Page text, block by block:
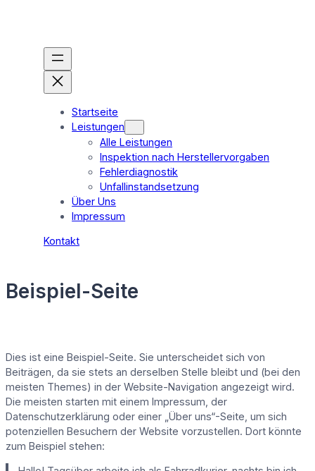
Startseite
Leistungen
Alle Leistungen
Inspektion nach Herstellervorgaben
Fehlerdiagnostik
Unfallinstandsetzung
Über Uns
Impressum
Kontakt
Beispiel-Seite
Dies ist eine Beispiel-Seite. Sie unterscheidet sich von
Beiträgen, da sie stets an derselben Stelle bleibt und (bei den
meisten Themes) in der Website-Navigation angezeigt wird.
Die meisten starten mit einem Impressum, der
Datenschutzerklärung oder einer „Über uns“-Seite, um sich
potenziellen Besuchern der Website vorzustellen. Dort könnte
zum Beispiel stehen: